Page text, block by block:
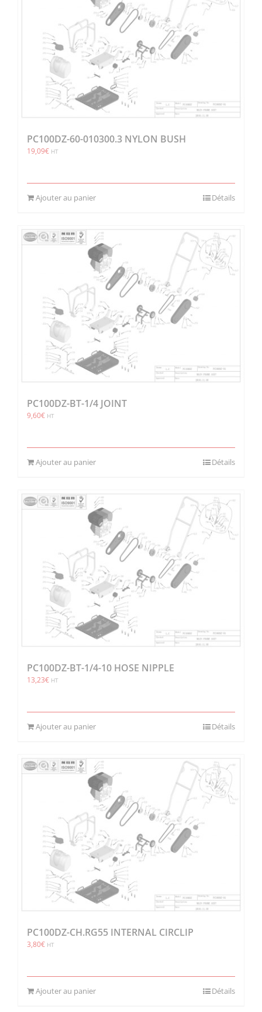
PC100DZ-60-010300.3 NYLON BUSH
19,09€ HT
Ajouter au panier Détails
PC100DZ-BT-1/4 JOINT
9,60€ HT
Ajouter au panier Détails
PC100DZ-BT-1/4-10 HOSE NIPPLE
13,23€ HT
Ajouter au panier Détails
PC100DZ-CH.RG55 INTERNAL CIRCLIP
3,80€ HT
Ajouter au panier Détails